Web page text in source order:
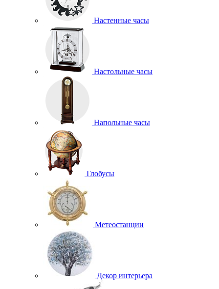
Настенные часы
Настольные часы
Напольные часы
Глобусы
Метеостанции
Декор интерьера